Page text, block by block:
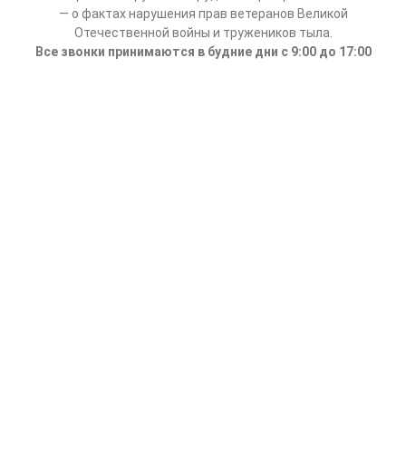
— о фактах нарушения прав ветеранов Великой
Отечественной войны и тружеников тыла.
Все звонки принимаются в будние дни с 9:00 до 17:00